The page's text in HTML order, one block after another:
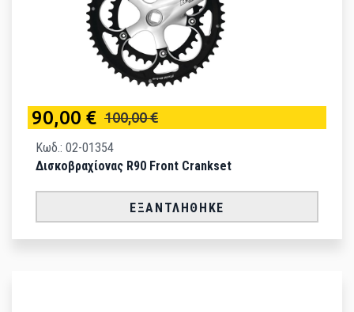
90,00 € 100,00 €
Κωδ.: 02-01354
Δισκοβραχίονας R90 Front Crankset
ΕΞΑΝΤΛΉΘΗΚΕ